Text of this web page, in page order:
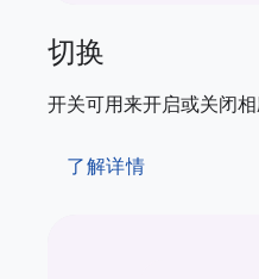
切换
开关可用来开启或关闭相
了解详情